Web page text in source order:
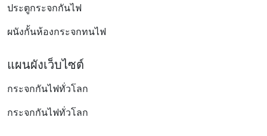
ประตูกระจกกันไฟ
ผนังกั้นห้องกระจกทนไฟ
แผนผังเว็บไซต์
กระจกกันไฟทั่วโลก
กระจกกันไฟทั่วโลก